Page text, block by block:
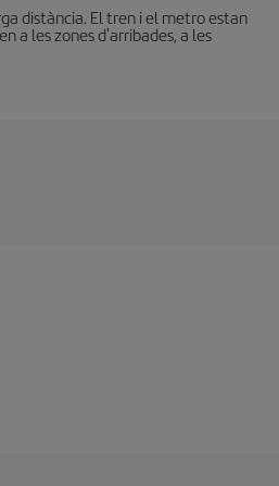
distància. El tren i el metro estan
a les zones d'arribades, a les